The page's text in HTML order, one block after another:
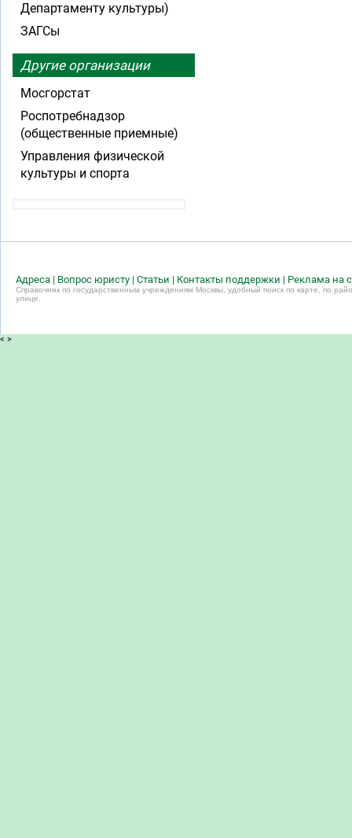
Департаменту культуры)
ЗАГСы
Другие организации
Мосгорстат
Роспотребнадзор
(общественные приемные)
Управления физической
культуры и спорта
Адреса | Вопрос юристу | Статьи | Контакты поддержки | Реклама на
Справочник по государственным учреждениям Москвы, удобный поиск по карте, по
улице.
< >